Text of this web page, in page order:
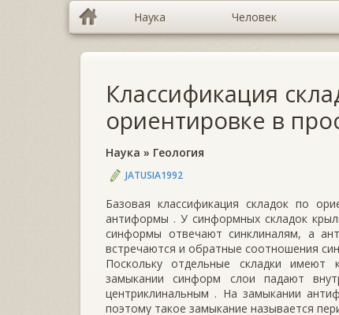
Наука Человек
Классификация
ориентировке в
Наука » Геология
JATUSIA1992
Базовая классификация складок по
антиформы . У синформных скла­док
синформы отвечают синклиналям, а
встречаются и обратные соотношения
Поскольку отдельные складки имеют
замыкании синформ слои падают
центриклинальным . На замыкании
поэтому такое замыкание называется